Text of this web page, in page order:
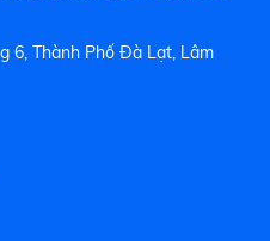
6, Thành Phố Đà Lạt, Lâm